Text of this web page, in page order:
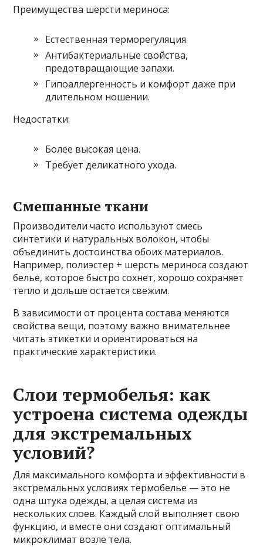
Преимущества шерсти мериноса:
Естественная терморегуляция.
Антибактериальные свойства,
предотвращающие запахи.
Гипоаллергенность и комфорт даже при
длительном ношении.
Недостатки:
Более высокая цена.
Требует деликатного ухода.
Смешанные ткани
Производители часто используют смесь
синтетики и натуральных волокон, чтобы
объединить достоинства обоих материалов.
Например, полиэстер + шерсть мериноса создают
белье, которое быстро сохнет, хорошо сохраняет
тепло и дольше остается свежим.
В зависимости от процента состава меняются
свойства вещи, поэтому важно внимательнее
читать этикетки и ориентироваться на
практические характеристики.
Слои термобелья: как
устроена система одежды
для экстремальных
условий?
Для максимального комфорта и эффективности в
экстремальных условиях термобелье — это не
одна штука одежды, а целая система из
нескольких слоев. Каждый слой выполняет свою
функцию, и вместе они создают оптимальный
микроклимат возле тела.